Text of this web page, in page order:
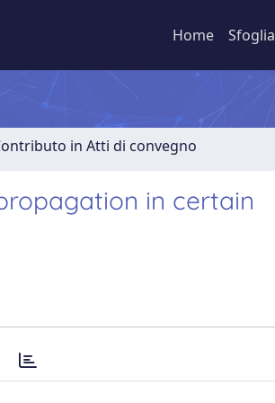
Home Sfoglia
in Atti di convegno
in certain